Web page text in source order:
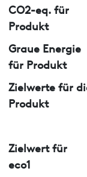
CO2-eq. für
Produkt
Graue Energie
für Produkt
Zielwerte für
Produkt
Zielwert für
eco1